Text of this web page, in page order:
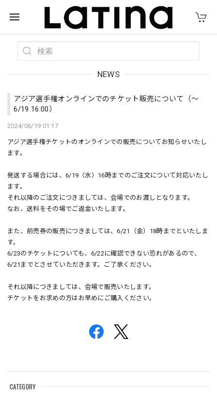
CATEGORY
NEWS
アジア選手権オンラインでのチケット販売について（〜
6/19 16:00）
2024/06/19 01:17
アジア選手権チケットのオンラインでの販売についてお知らせいたし
ます。
発送する場合には、6/19（水）16時までのご注文について対応いたし
ます。
それ以降のご注文につきましては、会場でのお渡しとなります。
なお、送料をその場でご返金いたします。
また、前売券の販売につきましては、6/21（金）18時までといたしま
す。
6/23のチケットについても、6/22に確認できない恐れがあるので、
6/21までとさせていただきます。ご了承ください。
それ以降につきましては、会場で販売いたします。
チケットをお求めの方はお早めにご購入ください。